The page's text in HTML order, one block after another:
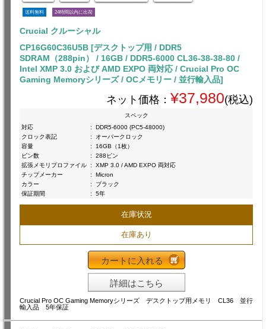
送料無料 24時間以内に出荷
Crucial クルーシャル
CP16G60C36U5B [デスクトップ用 / DDR5
SDRAM（288pin） / 16GB / DDR5-6000 CL36-38-38-80 /
Intel XMP 3.0 および AMD EXPO 両対応 / Crucial Pro OC
Gaming Memoryシリーズ / OCメモリー / 並行輸入品]
ネット価格： ¥37,980(税込)
スペック
対応
:
DDR5-6000 (PC5-48000)
クロック表記
:
オーバークロック
容量
:
16GB（1枚）
ピン数
:
288ピン
拡張メモリプロファイル :
XMP 3.0 / AMD EXPO 両対応
チップメーカー
:
Micron
カラー
:
ブラック
保証期間
: 5年
在庫状況
在庫あり
カートに入れる
詳細はこちら
Crucial Pro OC Gaming Memoryシリーズ デスクトップ用メモリ CL36 並行
輸入品 5年保証